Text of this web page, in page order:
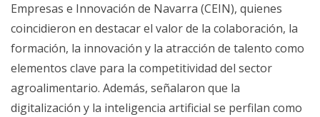
Empresas e Innovación de Navarra (CEIN), quienes
coincidieron en destacar el valor de la colaboración, la
formación, la innovación y la atracción de talento como
elementos clave para la competitividad del sector
agroalimentario. Además, señalaron que la
digitalización y la inteligencia artificial se perfilan como